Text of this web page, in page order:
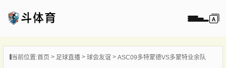
播
当前位置:首页 足球直播 球会友谊 ASC09多特蒙德VS多蒙特业余队